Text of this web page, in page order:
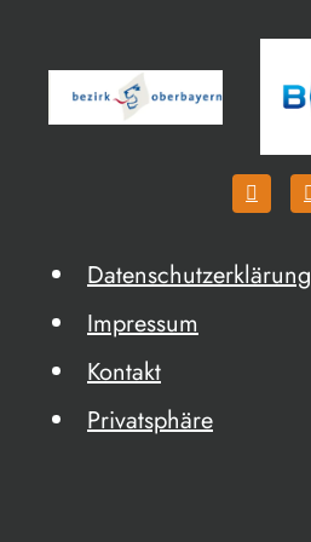
Datenschutzerklärung
Impressum
Kontakt
Privatsphäre